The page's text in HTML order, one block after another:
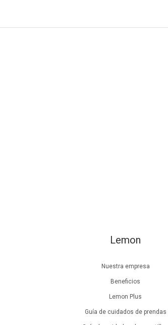
Lemon
Nuestra empresa
Beneficios
Lemon Plus
Guía de cuidados de prendas